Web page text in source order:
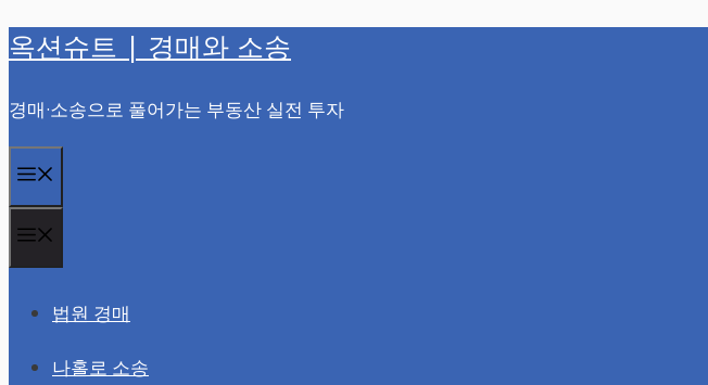
컨
츠
로
너
뛰
옥션슈트 | 경매와 소송
경매·소송으로 풀어가는 부동산 실전 투자
법원 경매
나홀로 소송